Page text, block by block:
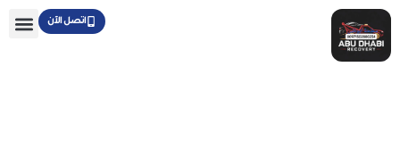
تخطي
إلى
المحتوى
اتصل الآن